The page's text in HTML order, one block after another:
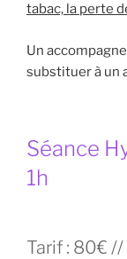
tabac, la perte
Un
substituer à un
Séance
1h
Tarif : 80€